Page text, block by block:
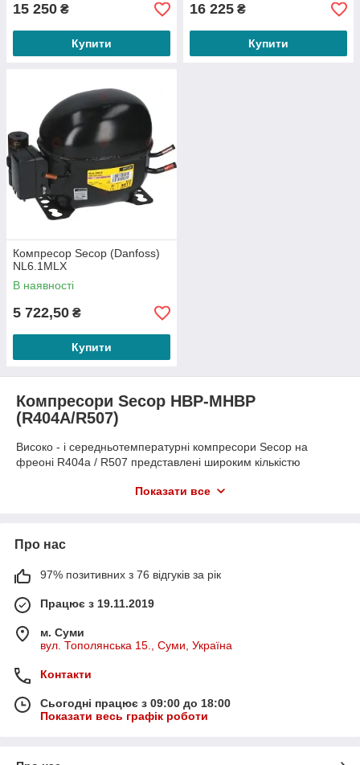
15 250 ₴
Купити
16 225 ₴
Купити
Компресор Secop (Danfoss)
NL6.1MLX
В наявності
5 722,50 ₴
Купити
Компресори Secop HBP-MHBP
(R404A/R507)
Високо - і середньотемпературні компресори Secop на
фреоні R404a / R507 представлені широким кількістю
холодильних систем на фреоні R404a / R507.
холодопродуктивністю 645 Вт,
SC10MLX– з об'ємом циліндра 10,29 см3 і
SC12MLX– з об'ємом циліндра 12,87 см3 і
холодопродуктивністю 1038 Вт,
SC15MLX– з об'ємом циліндра 15,28 см3 і
SC18MLX
холодопродуктивністю 1497 Вт,
GS21MLX– з об'ємом циліндра 21,20 см3 і
Показати все
Про нас
97% позитивних з 76 відгуків за рік
Працює з 19.11.2019
м. Суми
вул. Тополянська 15., Суми, Україна
Контакти
Сьогодні працює з 09:00 до 18:00
Показати весь графік роботи